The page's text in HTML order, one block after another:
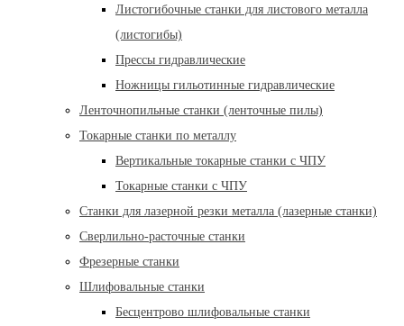
Листогибочные станки для листового металла
(листогибы)
Прессы гидравлические
Ножницы гильотинные гидравлические
Ленточнопильные станки (ленточные пилы)
Токарные станки по металлу
Вертикальные токарные станки с ЧПУ
Токарные станки с ЧПУ
Станки для лазерной резки металла (лазерные станки)
Сверлильно-расточные станки
Фрезерные станки
Шлифовальные станки
Бесцентрово шлифовальные станки